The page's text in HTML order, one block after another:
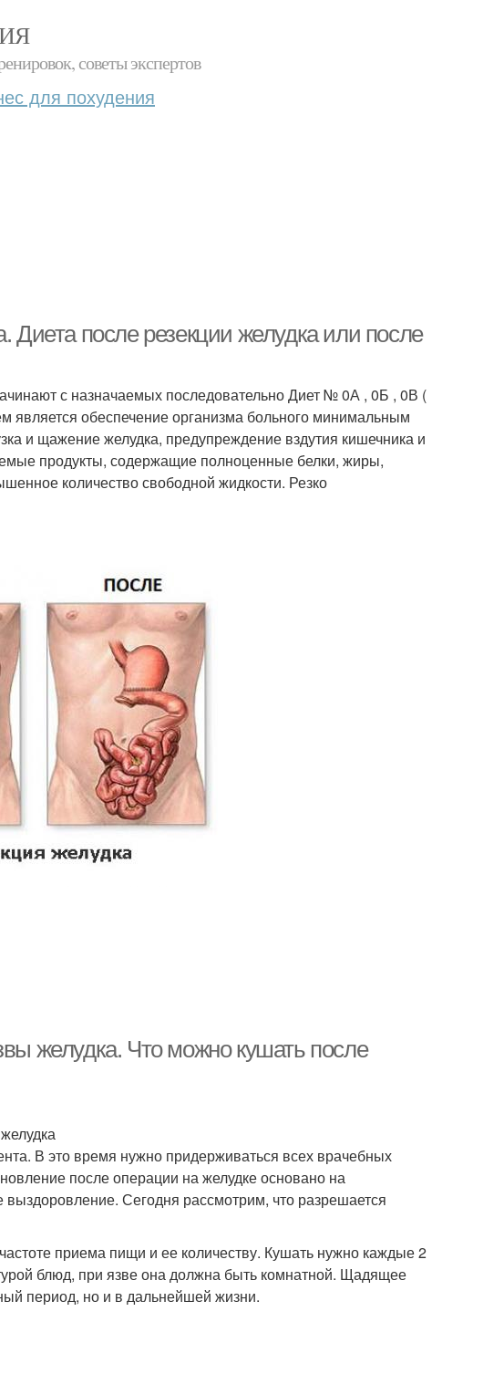
советы экспертов
для похудения
Диета после резекции желудка или после
с назначаемых последовательно Диет № 0А , 0Б , 0В (
является обеспечение организма больного минимальным
и щажение желудка, предупреждение вздутия кишечника и
продукты, содержащие полноценные белки, жиры,
количество свободной жидкости. Резко
желудка. Что можно кушать после
В это время нужно придерживаться всех врачебных
после операции на желудке основано на
Сегодня рассмотрим, что разрешается
приема пищи и ее количеству. Кушать нужно каждые 2
блюд, при язве она должна быть комнатной. Щадящее
период, но и в дальнейшей жизни.